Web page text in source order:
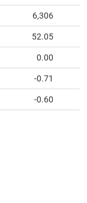
6,306
52.05
0.00
-0.71
-0.60